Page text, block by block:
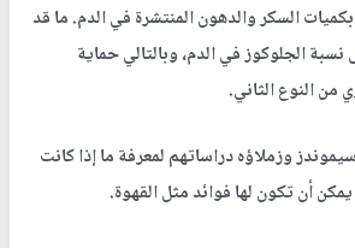
السكر والدهون المنتشرة في الدم. ما قد
الجلوكوز في الدم، وبالتالي حماية
النوع الثاني.
وزملاؤه دراساتهم لمعرفة ما إذا كانت
أن تكون لها فوائد مثل القهوة.